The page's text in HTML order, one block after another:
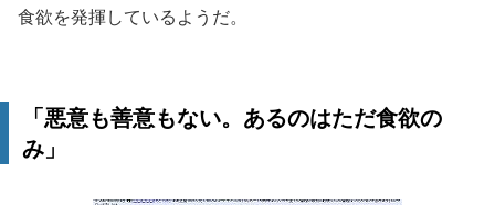
食欲を発揮しているようだ。
「悪意も善意もない。あるのはただ食欲の
み」